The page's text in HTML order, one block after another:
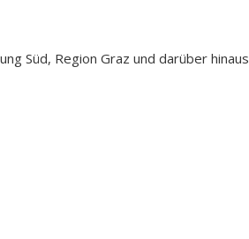
Süd, Region Graz und darüber hinaus